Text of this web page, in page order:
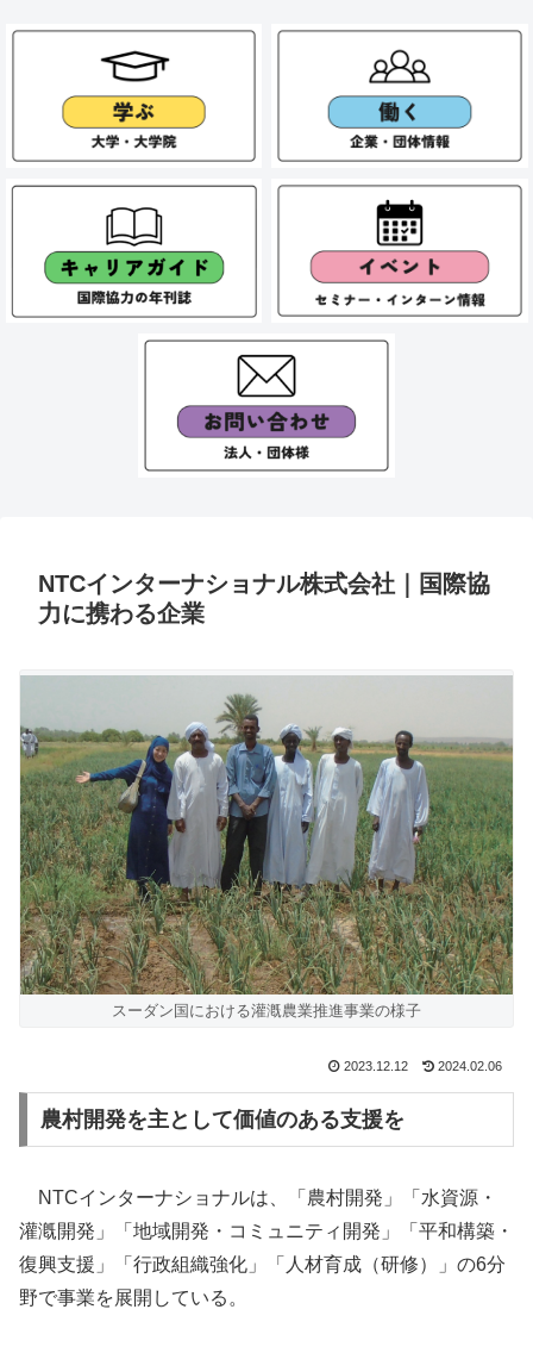
NTCインターナショナル株式会社｜国際協
力に携わる企業
スーダン国における灌漑農業推進事業の様子
2023.12.12 2024.02.06
農村開発を主として価値のある支援を
NTCインターナショナルは、「農村開発」「水資源・
灌漑開発」「地域開発・コミュニティ開発」「平和構築・
復興支援」「行政組織強化」「人材育成（研修）」の6分
野で事業を展開している。